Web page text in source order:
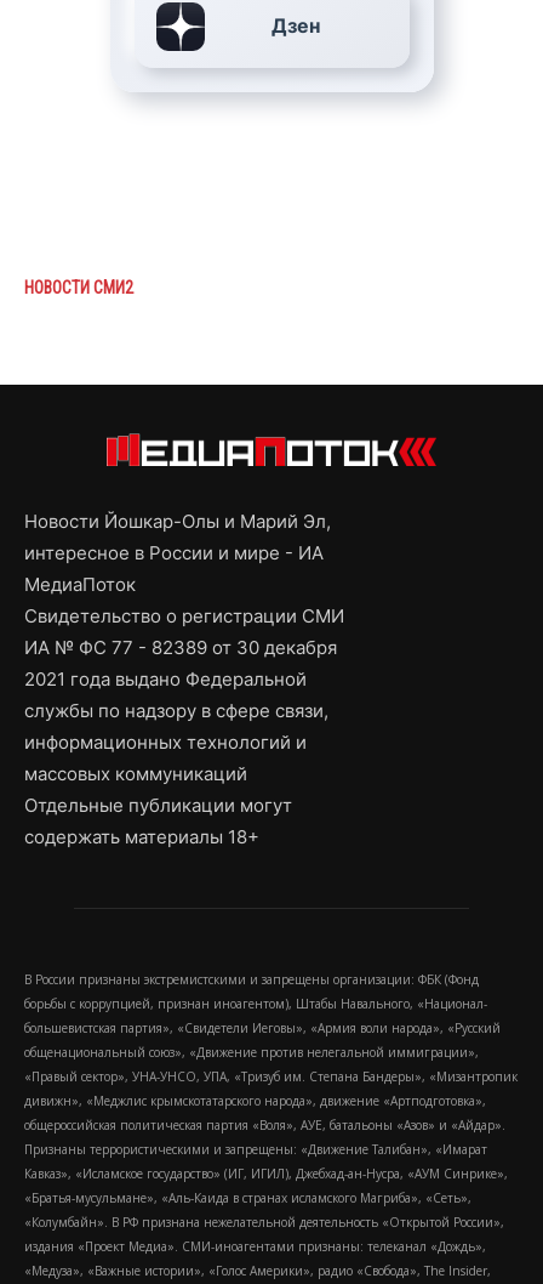
Дзен
НОВОСТИ СМИ2
Новости Йошкар-Олы и Марий Эл,
интересное в России и мире - ИА
МедиаПоток
Свидетельство о регистрации СМИ
ИА № ФС 77 - 82389 от 30 декабря
2021 года выдано Федеральной
службы по надзору в сфере связи,
информационных технологий и
массовых коммуникаций
Отдельные публикации могут
содержать материалы 18+
В России признаны экстремистскими и запрещены организации: ФБК (Фонд
борьбы с коррупцией, признан иноагентом), Штабы Навального, «Национал-
большевистская партия», «Свидетели Иеговы», «Армия воли народа», «Русский
общенациональный союз», «Движение против нелегальной иммиграции»,
«Правый сектор», УНА-УНСО, УПА, «Тризуб им. Степана Бандеры», «Мизантропик
дивижн», «Меджлис крымскотатарского народа», движение «Артподготовка»,
общероссийская политическая партия «Воля», АУЕ, батальоны «Азов» и «Айдар».
Признаны террористическими и запрещены: «Движение Талибан», «Имарат
Кавказ», «Исламское государство» (ИГ, ИГИЛ), Джебхад-ан-Нусра, «АУМ Синрике»,
«Братья-мусульмане», «Аль-Каида в странах исламского Магриба», «Сеть»,
«Колумбайн». В РФ признана нежелательной деятельность «Открытой России»,
издания «Проект Медиа». СМИ-иноагентами признаны: телеканал «Дождь»,
«Медуза», «Важные истории», «Голос Америки», радио «Свобода», The Insider,